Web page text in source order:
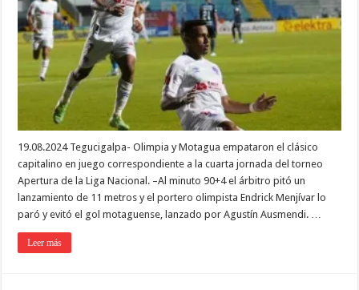
19.08.2024 Tegucigalpa- Olimpia y Motagua empataron el clásico
capitalino en juego correspondiente a la cuarta jornada del torneo
Apertura de la Liga Nacional. –Al minuto 90+4 el árbitro pitó un
lanzamiento de 11 metros y el portero olimpista Endrick Menjívar lo
paró y evitó el gol motaguense, lanzado por Agustín Ausmendi. …
Leer más